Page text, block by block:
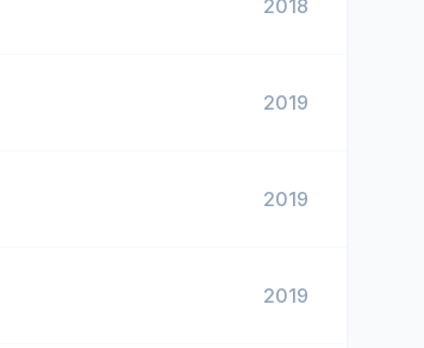
2018
2019
2019
2019